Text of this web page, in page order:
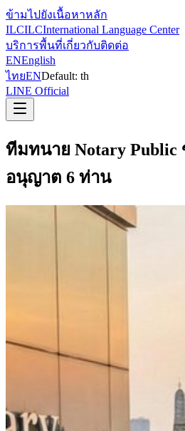
ข้ามไปยังเนื้อหาหลัก
ILCILCInternational Language Center
บริการพื้นที่เกี่ยวกับติดต่อ
ENEnglish
ไทยENDefault: th
LINE Official
ทีมทนาย Notary Public
อนุญาต 6 ท่าน